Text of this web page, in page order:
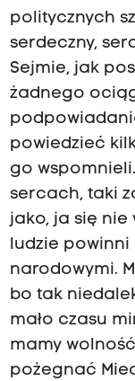
politycznych
serdeczny,
Sejmie, jak
żadnego
powiedzieć
go
sercach, taki
jako, ja się
ludzie
narodowymi.
bo tak
mało czasu
mamy
pożegnać